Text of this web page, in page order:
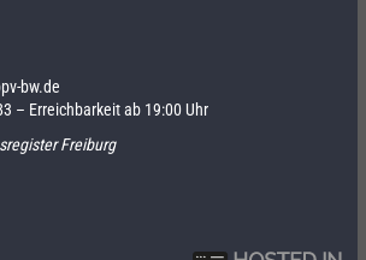
bw.de
– Erreichbarkeit ab 19:00 Uhr
Freiburg